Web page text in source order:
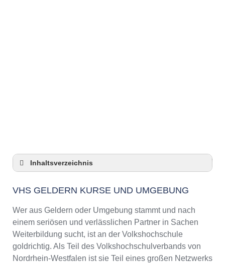
Anzeige
Inhaltsverzeichnis
VHS Geldern – Öffnungszeiten und
Top-Kurse an der Abendschule Geldern
Online-Kurse – Alternative Angebote zu einem
Kurs an der VHS
Top-Kurse an der Abendschule Geldern
VHS GELDERN KURSE UND UMGEBUNG
Wer aus Geldern oder Umgebung stammt und nach
einem seriösen und verlässlichen Partner in Sachen
Weiterbildung sucht, ist an der Volkshochschule
goldrichtig. Als Teil des Volkshochschulverbands von
Nordrhein-Westfalen ist sie Teil eines großen Netzwerks